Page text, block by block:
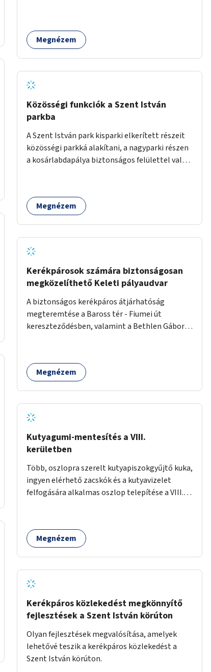
Megnézem
Közösségi funkciók a Szent István
parkba
A Szent István park kisparki elkerített részeit
közösségi parkká alakítani, a nagyparki részen
a kosárlabdapálya biztonságos felülettel való
Megnézem
Kerékpárosok számára biztonságosan
megközelíthető Keleti pályaudvar
A biztonságos kerékpáros átjárhatóság
megteremtése a Baross tér - Fiumei út
kereszteződésben, valamint a Bethlen Gábor
Megnézem
Kutyagumi-mentesítés a VIII.
kerületben
Több, oszlopra szerelt kutyapiszokgyűjtő kuka,
ingyen elérhető zacskók és a kutyavizelet
felfogására alkalmas oszlop telepítése a VIII.
Megnézem
Kerékpáros közlekedést megkönnyítő
fejlesztések a Szent István körúton
Olyan fejlesztések megvalósítása, amelyek
lehetővé teszik a kerékpáros közlekedést a
Szent István körúton.